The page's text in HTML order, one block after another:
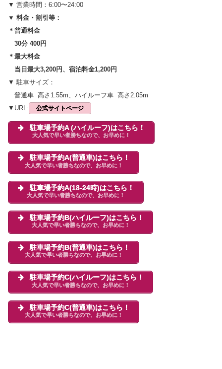
▼ 営業時間：6:00〜24:00
▼ 料金・割引等：
＊普通料金
30分 400円
＊最大料金
当日最大3,200円、宿泊料金1,200円
▼ 駐車サイズ：
普通車 高さ1.55m、ハイルーフ車 高さ2.05m
▼URL:
公式サイトページ
駐車場予約A (ハイルーフ)はこちら！
大人気で早い者勝ちなので、お早めに！
駐車場予約A(普通車)はこちら！
大人気で早い者勝ちなので、お早めに！
駐車場予約A(18-24時)はこちら！
大人気で早い者勝ちなので、お早めに！
駐車場予約B(ハイルーフ)はこちら！
大人気で早い者勝ちなので、お早めに！
駐車場予約B(普通車)はこちら！
大人気で早い者勝ちなので、お早めに！
駐車場予約C(ハイルーフ)はこちら！
大人気で早い者勝ちなので、お早めに！
駐車場予約C(普通車)はこちら！
大人気で早い者勝ちなので、お早めに！